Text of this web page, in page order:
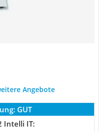
Angebote
GUT
Intelli IT: